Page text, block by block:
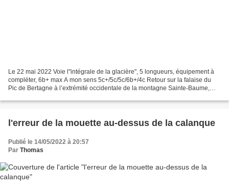
Le 22 mai 2022 Voie l"intégrale de la glacière", 5 longueurs, équipement à
compléter, 6b+ max A mon sens 5c+/5c/5c/6b+/4c Retour sur la falaise du
Pic de Bertagne à l’extrémité occidentale de la montagne Sainte-Baume,
l'erreur de la mouette au-dessus de la calanque
Publié le 14/05/2022 à 20:57
Par Thomas